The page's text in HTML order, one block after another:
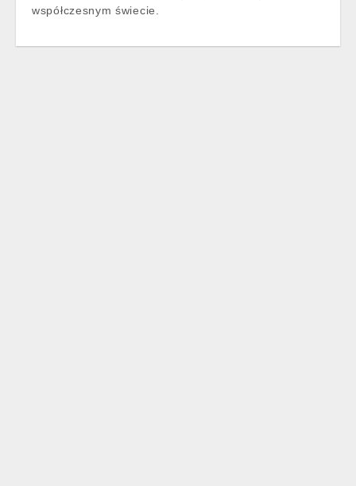
współczesnym świecie.